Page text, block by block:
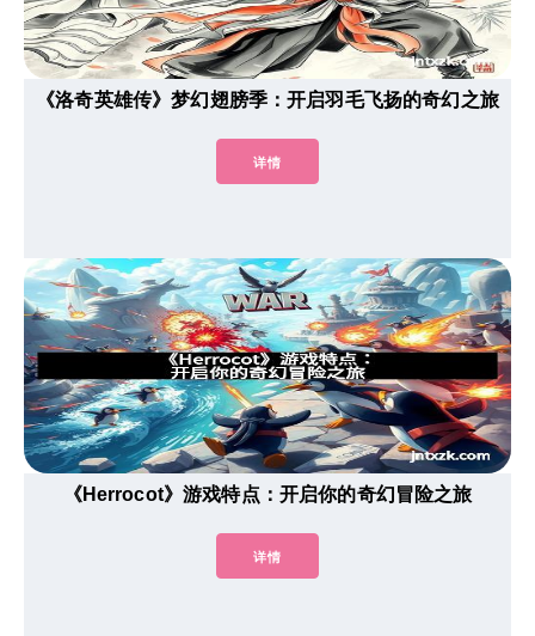
《洛奇英雄传》梦幻翅膀季：开启羽毛飞扬的奇幻之旅
详情
《Herrocot》游戏特点：开启你的奇幻冒险之旅
详情